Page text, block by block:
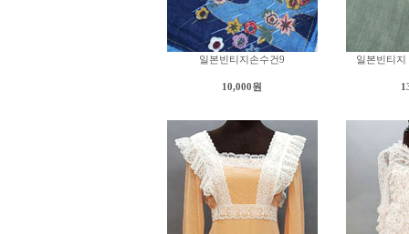
일본빈티지손수건9
10,000원
일본빈티